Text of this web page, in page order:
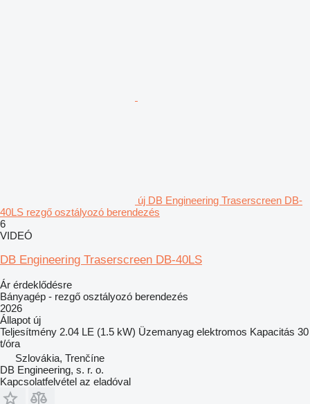
új DB Engineering Traserscreen DB-
40LS rezgő osztályozó berendezés
6
VIDEÓ
DB Engineering Traserscreen DB-40LS
Ár érdeklődésre
Bányagép - rezgő osztályozó berendezés
2026
Állapot új
Teljesítmény 2.04 LE (1.5 kW) Üzemanyag elektromos Kapacitás 30
t/óra
Szlovákia, Trenčíne
DB Engineering, s. r. o.
Kapcsolatfelvétel az eladóval